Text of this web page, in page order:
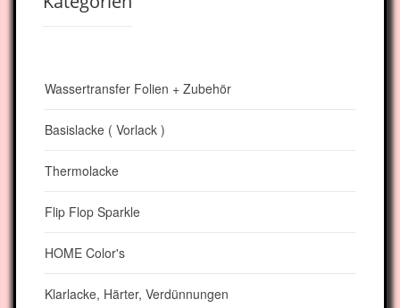
Wassertransfer Folien + Zubehör
Basislacke ( Vorlack )
Thermolacke
Flip Flop Sparkle
HOME Color's
Klarlacke, Härter, Verdünnungen